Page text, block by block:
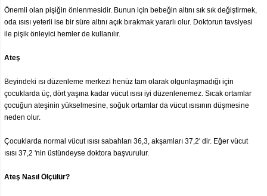
Önemli olan pişiğin önlenmesidir. Bunun için bebeğin altını sık sık değiştirmek,
oda ısısı yeterli ise bir süre altını açık bırakmak yararlı olur. Doktorun tavsiyesi
ile pişik önleyici hemler de kullanılır.
Ateş
Beyindeki ısı düzenleme merkezi henüz tam olarak olgunlaşmadığı için
çocuklarda üç, dört yaşına kadar vücut ısısı iyi düzenlenemez. Sıcak ortamlar
çocuğun ateşinin yükselmesine, soğuk ortamlar da vücut ısısının düşmesine
neden olur.
Çocuklarda normal vücut ısısı sabahları 36,3, akşamları 37,2' dir. Eğer vücut
ısısı 37,2 'nin üstündeyse doktora başvurulur.
Ateş Nasıl Ölçülür?